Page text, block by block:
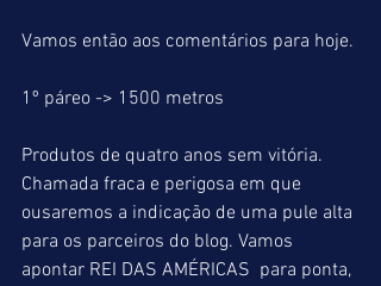
Vamos então aos comentários para hoje.
1º páreo -> 1500 metros
Produtos de quatro anos sem vitória.
Chamada fraca e perigosa em que
ousaremos a indicação de uma pule alta
para os parceiros do blog. Vamos
apontar REI DAS AMÉRICAS  para ponta,